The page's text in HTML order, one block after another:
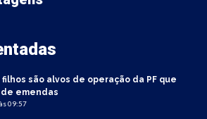
filhos são alvos de operação da PF que
emendas
09:57